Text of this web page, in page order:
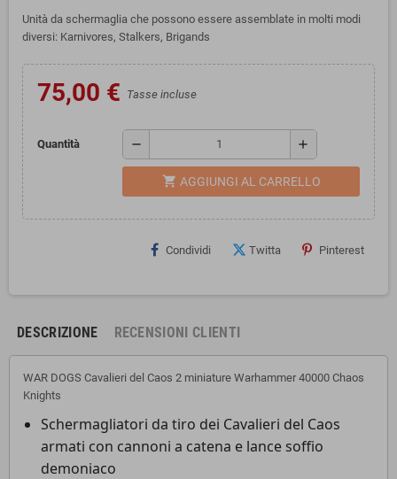
Unità da schermaglia che possono essere assemblate in molti modi
diversi: Karnivores, Stalkers, Brigands
75,00 € Tasse incluse
Quantità remove add
shopping_cart AGGIUNGI AL CARRELLO
Condividi Twitta Pinterest
DESCRIZIONE RECENSIONI CLIENTI
WAR DOGS Cavalieri del Caos 2 miniature Warhammer 40000 Chaos
Knights
Schermagliatori da tiro dei Cavalieri del Caos
armati con cannoni a catena e lance soffio
demoniaco